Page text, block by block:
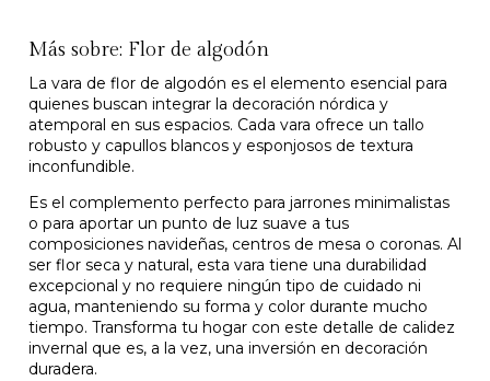
Más sobre: Flor de algodón
La vara de flor de algodón es el elemento esencial para
quienes buscan integrar la decoración nórdica y
atemporal en sus espacios. Cada vara ofrece un tallo
robusto y capullos blancos y esponjosos de textura
inconfundible.
Es el complemento perfecto para jarrones minimalistas
o para aportar un punto de luz suave a tus
composiciones navideñas, centros de mesa o coronas. Al
ser flor seca y natural, esta vara tiene una durabilidad
excepcional y no requiere ningún tipo de cuidado ni
agua, manteniendo su forma y color durante mucho
tiempo. Transforma tu hogar con este detalle de calidez
invernal que es, a la vez, una inversión en decoración
duradera.